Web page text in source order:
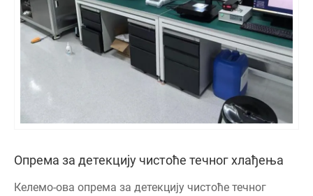
Опрема за детекцију чистоће течног хлађења
Келемо-ова опрема за детекцију чистоће течног